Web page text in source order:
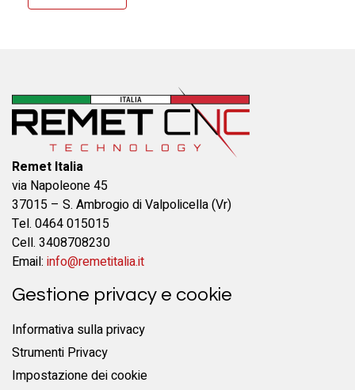
Remet Italia
via Napoleone 45
37015 – S. Ambrogio di Valpolicella (Vr)
Tel. 0464 015015
Cell. 3408708230
Email: info@remetitalia.it
Gestione privacy e cookie
Informativa sulla privacy
Strumenti Privacy
Impostazione dei cookie